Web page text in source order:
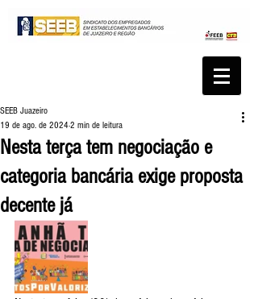
Nesta terça tem negociação e
categoria bancária exige proposta
decente já
SEEB Juazeiro
19 de ago. de 2024 2 min de leitura